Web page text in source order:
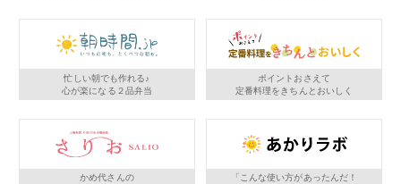
忙しい朝でも作れる♪
心が楽になる２品弁当
ポイントおさえて
定番料理をきちんとおいしく
かめ代さんの
「こんな使い方があったんだ！